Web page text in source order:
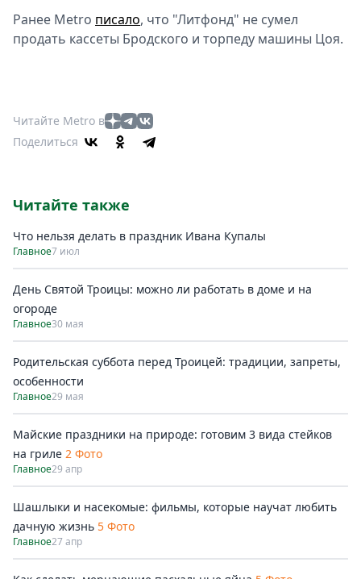
Ранее Metro писало, что "Литфонд" не сумел
продать кассеты Бродского и торпеду машины Цоя.
Читайте Metro в
Поделиться
Читайте также
Что нельзя делать в праздник Ивана Купалы
Главное7 июл
День Святой Троицы: можно ли работать в доме и на
огороде
Главное30 мая
Родительская суббота перед Троицей: традиции, запреты,
особенности
Главное29 мая
Майские праздники на природе: готовим 3 вида стейков
на гриле 2 Фото
Главное29 апр
Шашлыки и насекомые: фильмы, которые научат любить
дачную жизнь 5 Фото
Главное27 апр